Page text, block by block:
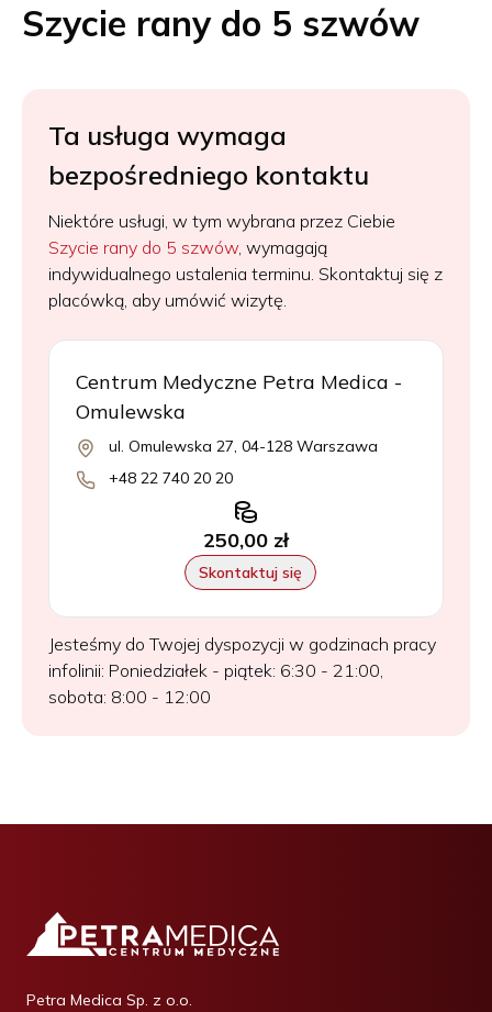
Szycie rany do 5 szwów
Ta usługa wymaga
bezpośredniego kontaktu
Niektóre usługi, w tym wybrana przez Ciebie
Szycie rany do 5 szwów, wymagają
indywidualnego ustalenia terminu. Skontaktuj się z
placówką, aby umówić wizytę.
Centrum Medyczne Petra Medica -
Omulewska
ul. Omulewska 27, 04-128 Warszawa
+48 22 740 20 20
250,00 zł
Skontaktuj się
Jesteśmy do Twojej dyspozycji w godzinach pracy
infolinii: Poniedziałek - piątek: 6:30 - 21:00,
sobota: 8:00 - 12:00
Petra Medica Sp. z o.o.